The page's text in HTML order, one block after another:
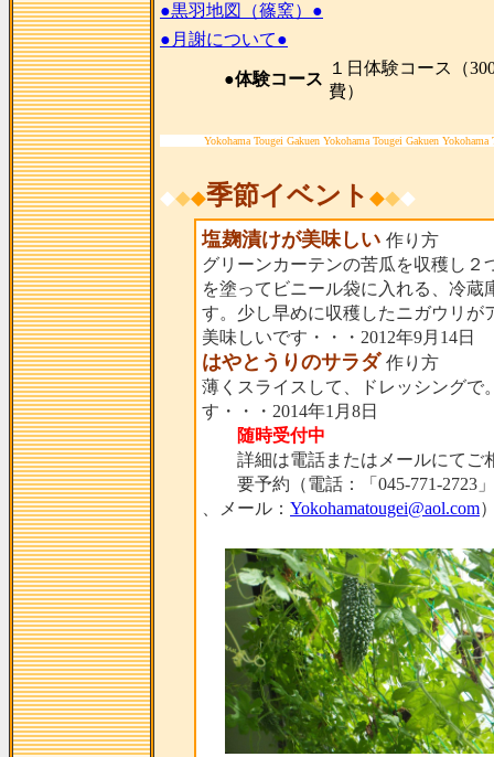
●黒羽地図（篠窯）●
●月謝について●
●体験コース
１日体験コース（
費）
Yokohama Tougei Gakuen Yokohama Tougei Gakuen
◆◆◆季節イベント ◆◆◆
塩麹漬けが美味しい 作り方
グリーンカーテンの苦瓜を収穫し
を塗ってビニール袋に入れる、冷
す。少し早めに収穫したニガウリが
美味しいです・・・2012年9月14日
はやとうりのサラダ 作り方
薄くスライスして、ドレッシングで
す・・・2014年1月8日
随時受付中
詳細は電話またはメールにてご
要予約（電話：「045-771-2723」
、メール： Yokohamatougei@aol.com